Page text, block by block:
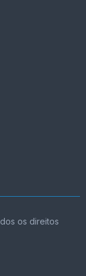
os direitos